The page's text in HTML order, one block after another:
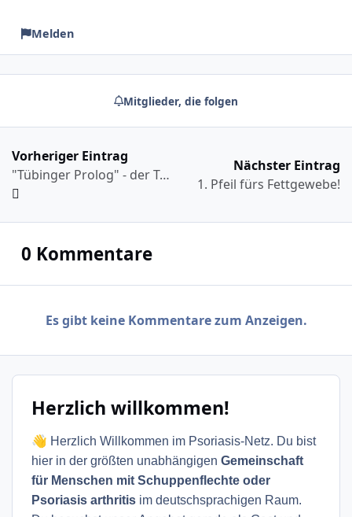
Melden
Mitglieder, die folgen
Vorheriger Eintrag
"Tübinger Prolog" - der Tag vor dem Enbrel-Start
Nächster Eintrag
1. Pfeil fürs Fettgewebe!
0 Kommentare
Es gibt keine Kommentare zum Anzeigen.
Herzlich willkommen!
👋 Herzlich Willkommen im Psoriasis-Netz. Du bist
hier in der größten unabhängigen Gemeinschaft
für Menschen mit Schuppenflechte oder
Psoriasis arthritis im deutschsprachigen Raum.